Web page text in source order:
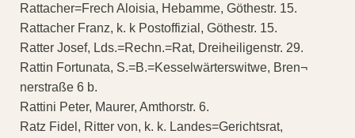
Rattacher=Frech Aloisia, Hebamme, Göthestr. 15.
Rattacher Franz, k. k Postoffizial, Göthestr. 15.
Ratter Josef, Lds.=Rechn.=Rat, Dreiheiligenstr. 29.
Rattin Fortunata, S.=B.=Kesselwärterswitwe, Bren¬
nerstraße 6 b.
Rattini Peter, Maurer, Amthorstr. 6.
Ratz Fidel, Ritter von, k. k. Landes=Gerichtsrat,